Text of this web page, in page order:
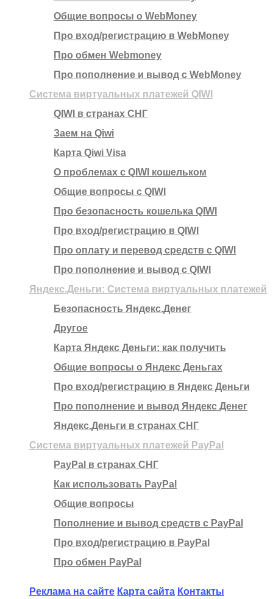
Общие вопросы о WebMoney
Про вход/регистрацию в WebMoney
Про обмен Webmoney
Про пополнение и вывод с WebMoney
Система виртуальных платежей QIWI
QIWI в странах СНГ
Заем на Qiwi
Карта Qiwi Visa
О проблемах с QIWI кошельком
Общие вопросы с QIWI
Про безопасность кошелька QIWI
Про вход/регистрацию в QIWI
Про оплату и перевод средств c QIWI
Про пополнение и вывод с QIWI
Яндекс.Деньги: Система виртуальных платежей
Безопасность Яндекс.Денег
Другое
Карта Яндекс Деньги: как получить
Общие вопросы о Яндекс Деньгах
Про вход/регистрацию в Яндекс Деньги
Про пополнение и вывод Яндекс Денег
Яндекс.Деньги в странах СНГ
Система виртуальных платежей PayPal
PayPal в странах СНГ
Как использовать PayPal
Общие вопросы
Пополнение и вывод средств с PayPal
Про вход/регистрацию в PayPal
Про обмен PayPal
Реклама на сайте Карта сайта Контакты